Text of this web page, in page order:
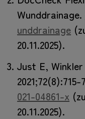
Wunddrainage.
unddrainage
20.11.2025).
Just E,
2021;72(8):715-
021-04861-x
20.11.2025).